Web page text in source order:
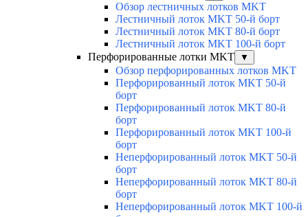
Обзор лестничных лотков MKT
Лестничный лоток MKT 50-й борт
Лестничный лоток MKT 80-й борт
Лестничный лоток MKT 100-й борт
Перфорированные лотки MKT
▼
Обзор перфорированных лотков MKT
Перфорированный лоток MKT 50-й
борт
Перфорированный лоток MKT 80-й
борт
Перфорированный лоток MKT 100-й
борт
Неперфорированный лоток MKT 50-й
борт
Неперфорированный лоток MKT 80-й
борт
Неперфорированный лоток MKT 100-й